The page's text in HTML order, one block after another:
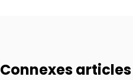
Connexes articles